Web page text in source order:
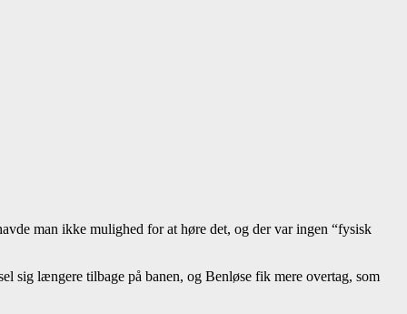
man ikke mulighed for at høre det, og der var ingen “fysisk
sig længere tilbage på banen, og Benløse fik mere overtag, som